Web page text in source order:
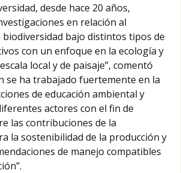
desde hace 20 años,
en relación al
biodiversidad bajo distintos tipos de
con un enfoque en la ecología y
local y de paisaje”, comentó
se ha trabajado fuertemente en la
de educación ambiental y
actores con el fin de
las contribuciones de la
la sostenibilidad de la producción y
de manejo compatibles